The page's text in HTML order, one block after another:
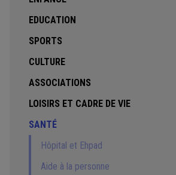
EDUCATION
SPORTS
CULTURE
ASSOCIATIONS
LOISIRS ET CADRE DE VIE
SANTÉ
Hôpital et Ehpad
Aide à la personne